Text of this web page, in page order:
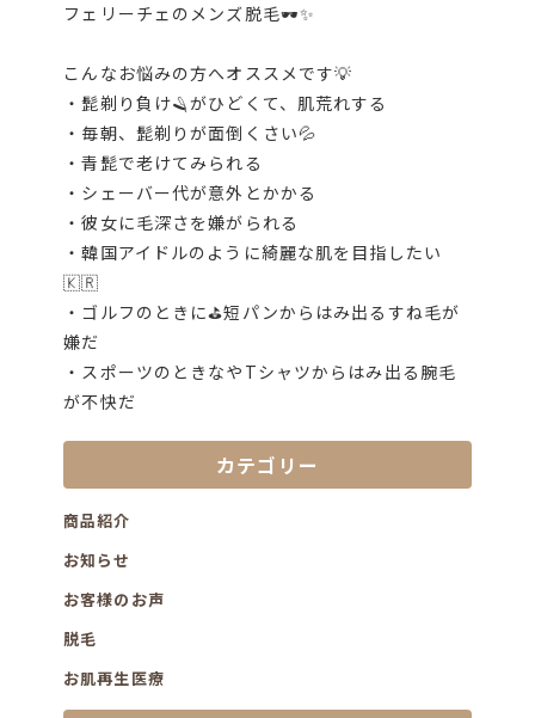
フェリーチェのメンズ脱毛🕶️✨
こんなお悩みの方へオススメです💡
・髭剃り負け🪒がひどくて、肌荒れする
・毎朝、髭剃りが面倒くさい💦
・青髭で老けてみられる
・シェーバー代が意外とかかる
・彼女に毛深さを嫌がられる
・韓国アイドルのように綺麗な肌を目指したい
🇰🇷
・ゴルフのときに⛳️短パンからはみ出るすね毛が
嫌だ
・スポーツのときなやTシャツからはみ出る腕毛
が不快だ
カテゴリー
商品紹介
お知らせ
お客様のお声
脱毛
お肌再生医療